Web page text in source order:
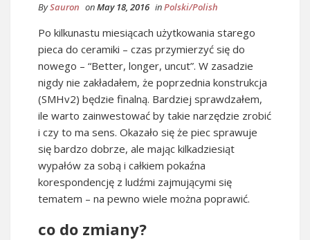
BySauron onMay 18, 2016 inPolski/Polish
Po kilkunastu miesiącach użytkowania starego
pieca do ceramiki – czas przymierzyć się do
nowego – “Better, longer, uncut”. W zasadzie
nigdy nie zakładałem, że poprzednia konstrukcja
(SMHv2) będzie finalną. Bardziej sprawdzałem,
ile warto zainwestować by takie narzędzie zrobić
i czy to ma sens. Okazało się że piec sprawuje
się bardzo dobrze, ale mając kilkadziesiąt
wypałów za sobą i całkiem pokaźna
korespondencję z ludźmi zajmującymi się
tematem – na pewno wiele można poprawić.
co do zmiany?